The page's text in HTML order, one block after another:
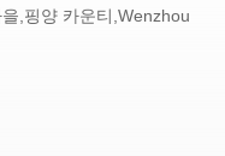
,핑양 카운티,Wenzhou